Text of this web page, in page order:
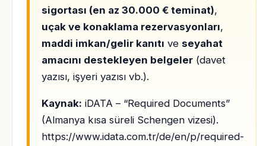
sigortası (en az 30.000 € teminat),
uçak ve konaklama rezervasyonları,
maddi imkan/gelir kanıtı ve seyahat
amacını destekleyen belgeler (davet
yazısı, işyeri yazısı vb.).
Kaynak: iDATA – “Required Documents”
(Almanya kısa süreli Schengen vizesi).
https://www.idata.com.tr/de/en/p/required-